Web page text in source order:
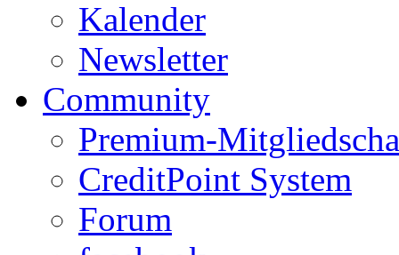
Kalender
Newsletter
Community
Premium-
CreditPoint System
Forum